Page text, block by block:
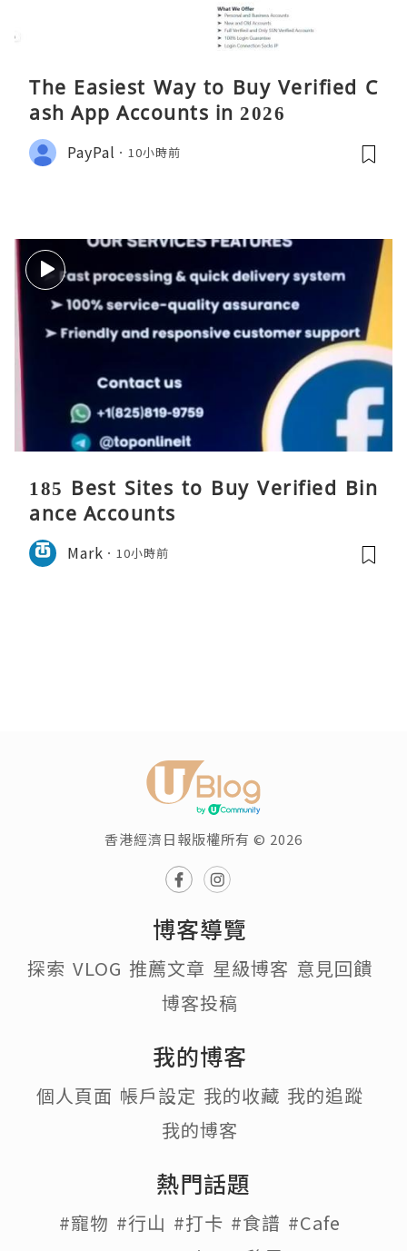
The Easiest Way to Buy Verified C
ash App Accounts in 2026
PayPal 10小時前
185 Best Sites to Buy Verified Bin
ance Accounts
Mark 10小時前
香港經濟日報版權所有 © 2026
博客導覽
探索 VLOG 推薦文章 星級博客 意見回饋
博客投稿
我的博客
個人頁面 帳戶設定 我的收藏 我的追蹤
我的博客
熱門話題
#寵物 #行山 #打卡 #食譜 #Cafe